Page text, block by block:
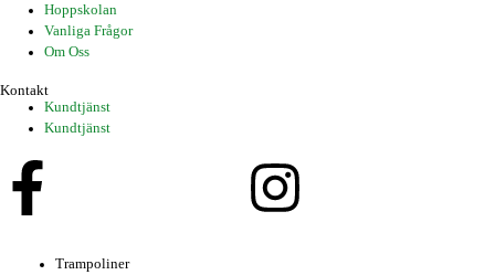
Hoppskolan
Vanliga Frågor
Om Oss
Kontakt
Kundtjänst
Kundtjänst
Trampoliner